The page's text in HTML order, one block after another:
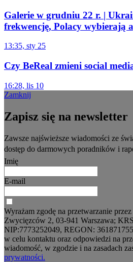
Galerie w grudniu 22 r. |
frekwencję, Polacy wybierają
13:35, sty 25
Czy BeReal zmieni social
16:28, lis 10
Zamknij
Zapisz się na newsletter
Zawsze najświeższe wiadomości ze
dostęp do darmowych poradników i
Imię
E-mail
Wyrażam zgodę na przetwarzanie
Zwycięzców 2, 03-941 Warszawa;
NIP:7773252049, REGON:
w celu kontaktu oraz odpowiedzi na
wiadomość, w zgodzie i na zasadach
prywatności.